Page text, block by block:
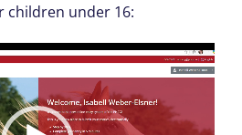
children under 16: